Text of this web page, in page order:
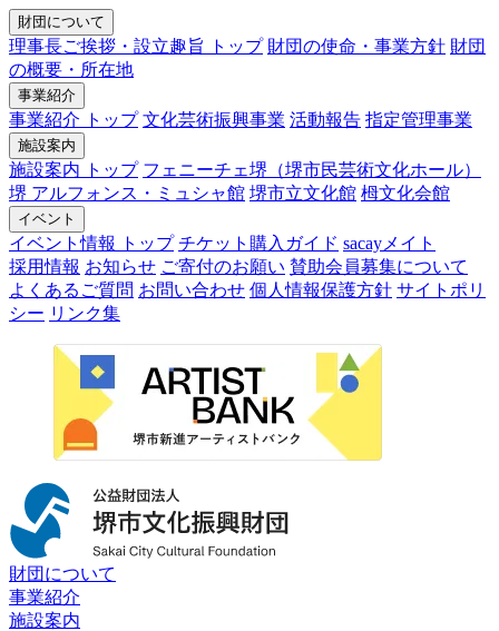
財団について
理事長ご挨拶・設立趣旨 トップ 財団の使命・事業方針 財団
の概要・所在地
事業紹介
事業紹介 トップ 文化芸術振興事業 活動報告 指定管理事業
施設案内
施設案内 トップ フェニーチェ堺（堺市民芸術文化ホール）
堺 アルフォンス・ミュシャ館 堺市立文化館 栂文化会館
イベント
イベント情報 トップ チケット購入ガイド sacayメイト
採用情報 お知らせ ご寄付のお願い 賛助会員募集について
よくあるご質問 お問い合わせ 個人情報保護方針 サイトポリ
シー リンク集
財団について
事業紹介
施設案内